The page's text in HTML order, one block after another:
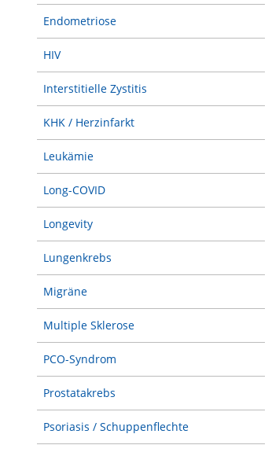
Endometriose
HIV
Interstitielle Zystitis
KHK / Herzinfarkt
Leukämie
Long-COVID
Longevity
Lungenkrebs
Migräne
Multiple Sklerose
PCO-Syndrom
Prostatakrebs
Psoriasis / Schuppenflechte